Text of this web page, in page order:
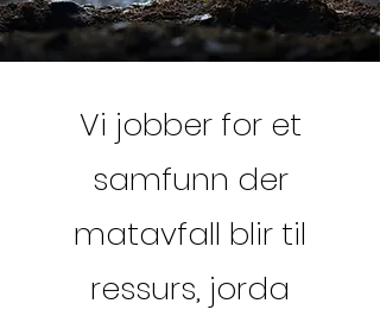
Vi jobber for et
samfunn der
matavfall blir til
ressurs, jorda